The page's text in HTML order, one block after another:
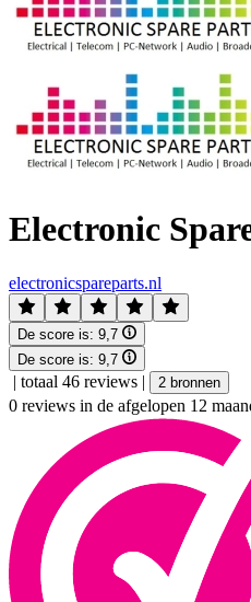
Electronic
electronicspareparts.nl
De score is: 9,7
De score is: 9,7
| totaal 46 reviews | 2 bronnen
0 reviews in de afgelopen 12